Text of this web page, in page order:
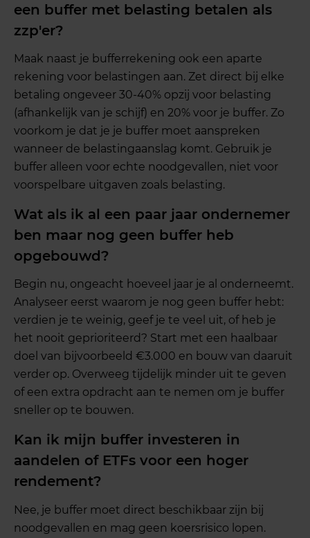
een buffer met belasting betalen als
zzp'er?
Maak naast je bufferrekening ook een aparte
rekening voor belastingen aan. Zet direct bij elke
betaling ongeveer 30-40% opzij voor belasting
(afhankelijk van je schijf) en 20% voor je buffer. Zo
voorkom je dat je je buffer moet aanspreken
wanneer de belastingaanslag komt. Gebruik je
buffer alleen voor echte noodgevallen, niet voor
voorspelbare uitgaven zoals belasting.
Wat als ik al een paar jaar ondernemer
ben maar nog geen buffer heb
opgebouwd?
Begin nu, ongeacht hoeveel jaar je al onderneemt.
Analyseer eerst waarom je nog geen buffer hebt:
verdien je te weinig, geef je te veel uit, of heb je
het nooit geprioriteerd? Start met een haalbaar
doel van bijvoorbeeld €3.000 en bouw van daaruit
verder op. Overweeg tijdelijk minder uit te geven
of een extra opdracht aan te nemen om je buffer
sneller op te bouwen.
Kan ik mijn buffer investeren in
aandelen of ETFs voor een hoger
rendement?
Nee, je buffer moet direct beschikbaar zijn bij
noodgevallen en mag geen koersrisico lopen.